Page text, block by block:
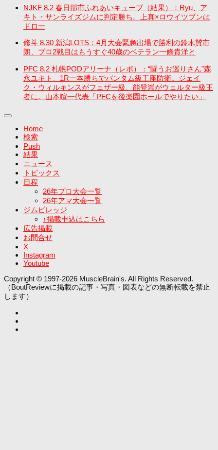
NJKF 8.2 春日部市ふれあいキューブ（結果）：Ryu、ア
キト・サンライズジムに判定勝ち。上真×ロウイツブンは
ドロー
修斗 8.30 新潟LOTS：4月大会緊急出場で勝利の鈴木賛市
朗、プロ2戦目はもうすぐ40歳のベテラン一條貴洋と
PFC 8.2 札幌PODアリーナ（レポ）：“闘うお巡りさん”森
永ユキト、1R一本勝ちでバンタム級王座防衛。ジェイ
ク・ウィルキンスがフェザー級、能登崇がウェルター級王
者に。山本喧一代表「PFCを後楽園ホールでやりたい」
Home
検索
Push
結果
ニュース
トピックス
日程
26年プロ大会一覧
26年アマ大会一覧
ジムビレッジ
↑掲載申込はこちら
広告掲載
お問合せ
X
Instagram
Youtube
Copyright © 1997-2026 MuscleBrain's. All Rights Reserved.
（BoutReviewに掲載の記事・写真・図表などの無断転載を禁止
します）